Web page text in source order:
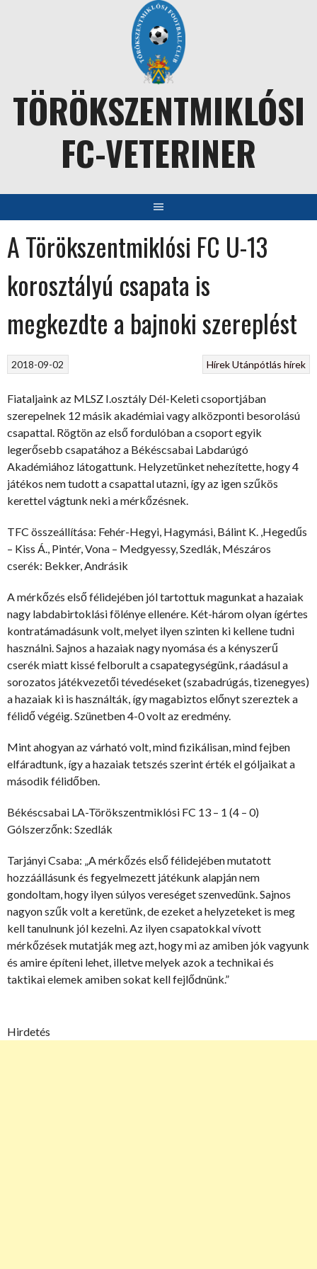
TÖRÖKSZENTMIKLÓSI
FC-VETERINER
A Törökszentmiklósi FC U-13
korosztályú csapata is
megkezdte a bajnoki szereplést
HírekUtánpótlás hírek
2018-09-02
Fiataljaink az MLSZ I.osztály Dél-Keleti csoportjában
szerepelnek 12 másik akadémiai vagy alközponti besorolású
csapattal. Rögtön az első fordulóban a csoport egyik
legerősebb csapatához a Békéscsabai Labdarúgó
Akadémiához látogattunk. Helyzetünket nehezítette, hogy 4
játékos nem tudott a csapattal utazni, így az igen szűkös
kerettel vágtunk neki a mérkőzésnek.
TFC összeállítása: Fehér-Hegyi, Hagymási, Bálint K. ,Hegedűs
– Kiss Á., Pintér, Vona – Medgyessy, Szedlák, Mészáros
cserék: Bekker, Andrásik
A mérkőzés első félidejében jól tartottuk magunkat a hazaiak
nagy labdabirtoklási fölénye ellenére. Két-három olyan ígértes
kontratámadásunk volt, melyet ilyen szinten ki kellene tudni
használni. Sajnos a hazaiak nagy nyomása és a kényszerű
cserék miatt kissé felborult a csapategységünk, ráadásul a
sorozatos játékvezetői tévedéseket (szabadrúgás, tizenegyes)
a hazaiak ki is használták, így magabiztos előnyt szereztek a
félidő végéig. Szünetben 4-0 volt az eredmény.
Mint ahogyan az várható volt, mind fizikálisan, mind fejben
elfáradtunk, így a hazaiak tetszés szerint érték el góljaikat a
második félidőben.
Békéscsabai LA-Törökszentmiklósi FC 13 – 1 (4 – 0)
Gólszerzőnk: Szedlák
Tarjányi Csaba: „A mérkőzés első félidejében mutatott
hozzáállásunk és fegyelmezett játékunk alapján nem
gondoltam, hogy ilyen súlyos vereséget szenvedünk. Sajnos
nagyon szűk volt a keretünk, de ezeket a helyzeteket is meg
kell tanulnunk jól kezelni. Az ilyen csapatokkal vívott
mérkőzések mutatják meg azt, hogy mi az amiben jók vagyunk
és amire építeni lehet, illetve melyek azok a technikai és
taktikai elemek amiben sokat kell fejlődnünk.”
Hirdetés